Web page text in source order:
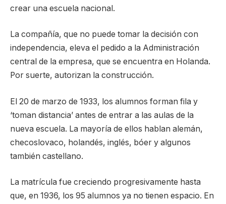
crear una escuela nacional.
La compañía, que no puede tomar la decisión con
independencia, eleva el pedido a la Administración
central de la empresa, que se encuentra en Holanda.
Por suerte, autorizan la construcción.
El 20 de marzo de 1933, los alumnos forman fila y
‘toman distancia’ antes de entrar a las aulas de la
nueva escuela. La mayoría de ellos hablan alemán,
checoslovaco, holandés, inglés, bóer y algunos
también castellano.
La matrícula fue creciendo progresivamente hasta
que, en 1936, los 95 alumnos ya no tienen espacio. En